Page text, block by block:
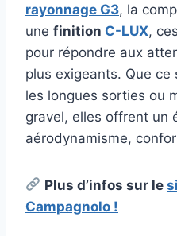
rayonnage G3, la
une finition C-LUX,
pour répondre aux
plus exigeants. Que
les longues sorties ou
gravel, elles offrent un
aérodynamisme,
Plus d’infos sur le
Campagnolo !